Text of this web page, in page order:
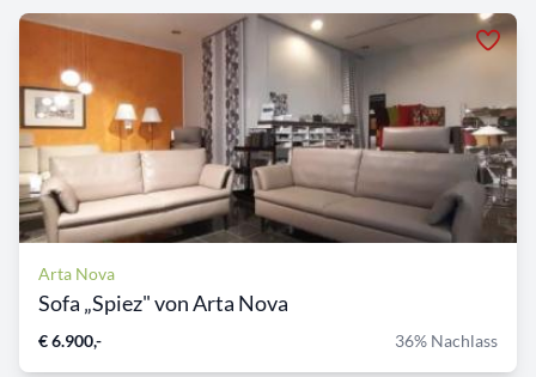
Arta Nova
Sofa „Spiez" von Arta Nova
€ 6.900,- 36% Nachlass